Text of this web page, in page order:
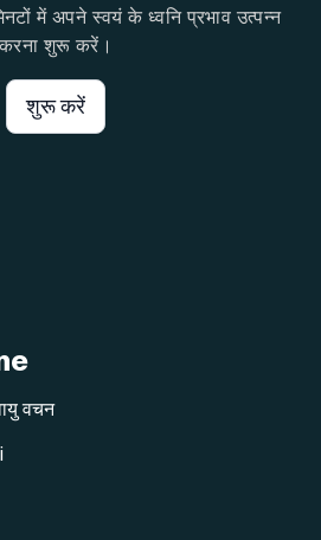
में अपने स्वयं के ध्वनि प्रभाव उत्पन्न
करना शुरू करें।
शुरू करें
वचन